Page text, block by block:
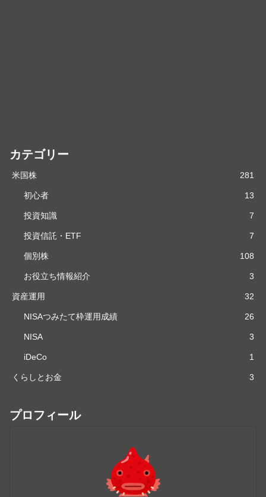
カテゴリー
米国株 281
初心者 13
投資知識 7
投資信託・ETF 7
個別株 108
お役立ち情報紹介 3
資産運用 32
NISAつみたて枠運用成績 26
NISA 3
iDeCo 1
くらしとお金 3
プロフィール